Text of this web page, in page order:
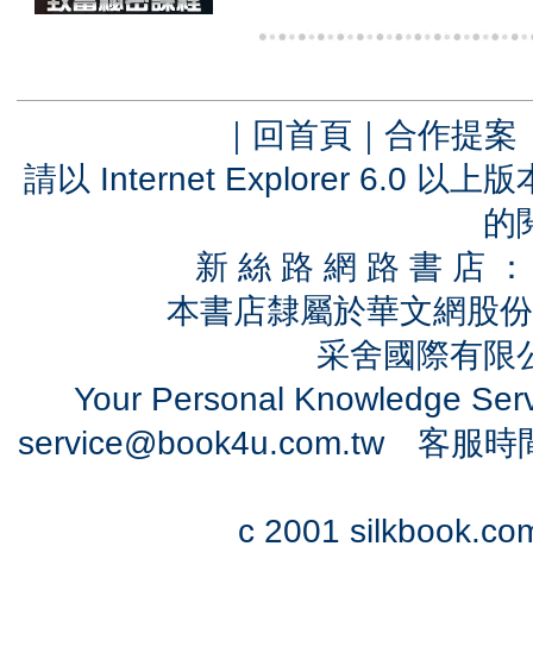
｜ 回首頁 ｜ 合作提案
請以 Internet Explorer 6.0 以上
的
新 絲 路 網 路 書 店
本書店隸屬於華文網股
采舍國際有
Your Personal Knowledge
service@book4u.com.tw客服時
c 2001